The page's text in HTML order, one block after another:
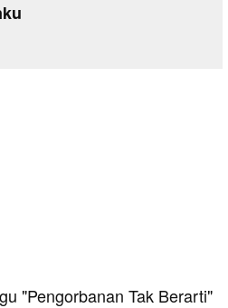
"Pengorbanan Tak Berarti"